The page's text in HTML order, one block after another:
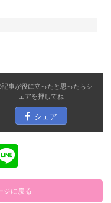
記事が役に立ったと思ったらシ
ェアを押してね
シェア
ジに戻る